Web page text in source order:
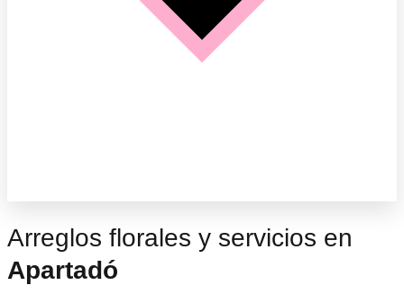
Arreglos florales y servicios en
Apartadó